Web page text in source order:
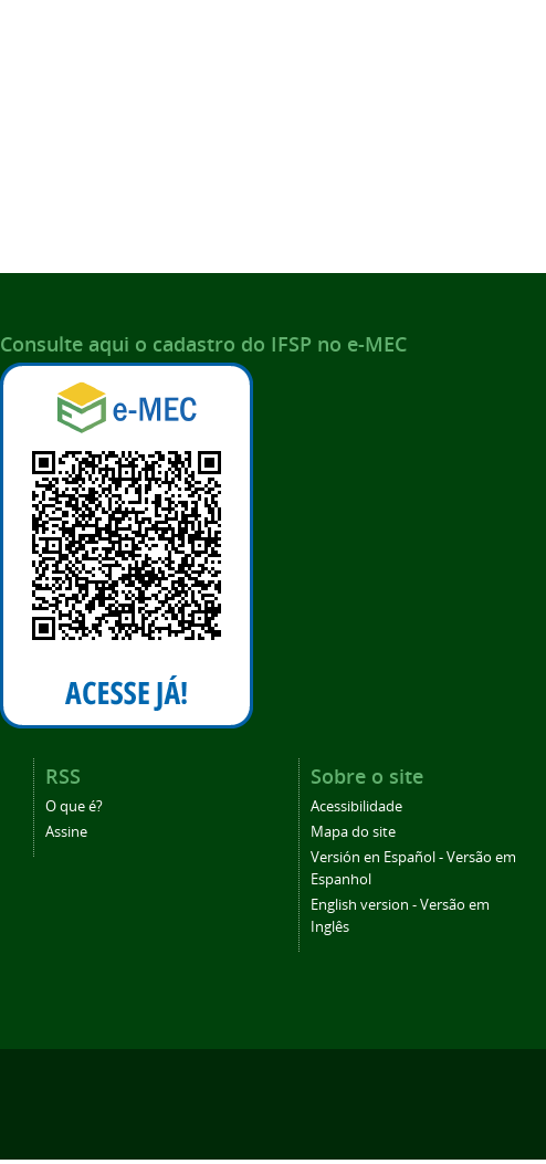
Consulte aqui o cadastro do IFSP no e-MEC
RSS
O que é?
Assine
Sobre o site
Acessibilidade
Mapa do site
Versión en Español - Versão em
Espanhol
English version - Versão em
Inglês